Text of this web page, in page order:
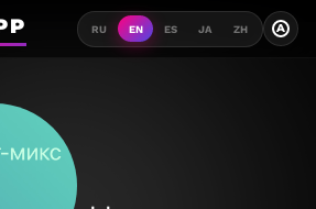
RU EN ES JA ZH A